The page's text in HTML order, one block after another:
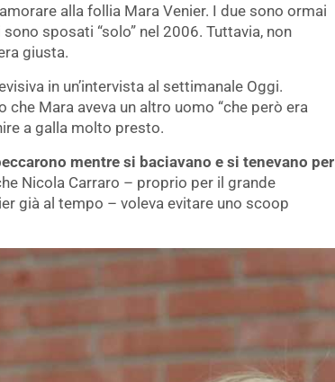
alla follia Mara Venier. I due sono ormai
sposati “solo” nel 2006. Tuttavia, non
giusta.
in un’intervista al settimanale Oggi.
che Mara aveva un altro uomo “che però era
a galla molto presto.
mentre si baciavano e si tenevano per
Nicola Carraro – proprio per il grande
già al tempo – voleva evitare uno scoop